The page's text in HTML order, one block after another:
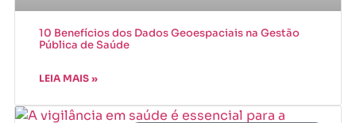
10 Benefícios dos Dados Geoespaciais na Gestão
Pública de Saúde
LEIA MAIS »